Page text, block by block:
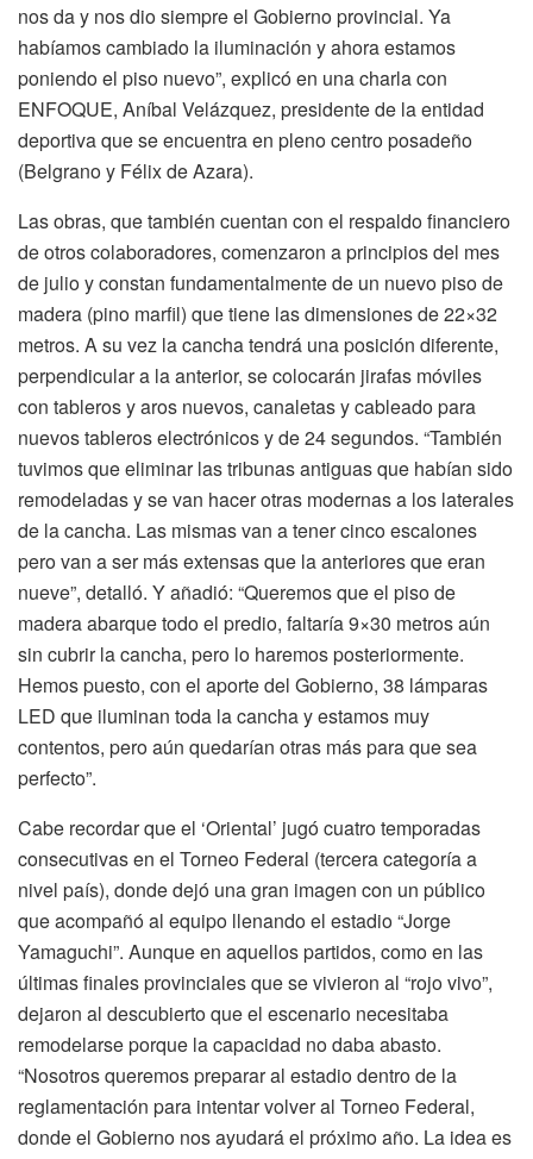
nos da y nos dio siempre el Gobierno provincial. Ya
habíamos cambiado la iluminación y ahora estamos
poniendo el piso nuevo”, explicó en una charla con
ENFOQUE, Aníbal Velázquez, presidente de la entidad
deportiva que se encuentra en pleno centro posadeño
(Belgrano y Félix de Azara).
Las obras, que también cuentan con el respaldo financiero
de otros colaboradores, comenzaron a principios del mes
de julio y constan fundamentalmente de un nuevo piso de
madera (pino marfil) que tiene las dimensiones de 22×32
metros. A su vez la cancha tendrá una posición diferente,
perpendicular a la anterior, se colocarán jirafas móviles
con tableros y aros nuevos, canaletas y cableado para
nuevos tableros electrónicos y de 24 segundos. “También
tuvimos que eliminar las tribunas antiguas que habían sido
remodeladas y se van hacer otras modernas a los laterales
de la cancha. Las mismas van a tener cinco escalones
pero van a ser más extensas que la anteriores que eran
nueve”, detalló. Y añadió: “Queremos que el piso de
madera abarque todo el predio, faltaría 9×30 metros aún
sin cubrir la cancha, pero lo haremos posteriormente.
Hemos puesto, con el aporte del Gobierno, 38 lámparas
LED que iluminan toda la cancha y estamos muy
contentos, pero aún quedarían otras más para que sea
perfecto”.
Cabe recordar que el ‘Oriental’ jugó cuatro temporadas
consecutivas en el Torneo Federal (tercera categoría a
nivel país), donde dejó una gran imagen con un público
que acompañó al equipo llenando el estadio “Jorge
Yamaguchi”. Aunque en aquellos partidos, como en las
últimas finales provinciales que se vivieron al “rojo vivo”,
dejaron al descubierto que el escenario necesitaba
remodelarse porque la capacidad no daba abasto.
“Nosotros queremos preparar al estadio dentro de la
reglamentación para intentar volver al Torneo Federal,
donde el Gobierno nos ayudará el próximo año. La idea es